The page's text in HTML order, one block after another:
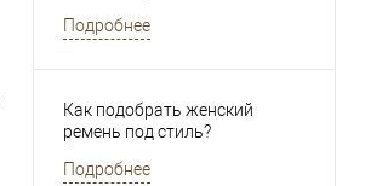
Подробнее
Как подобрать женский
ремень под стиль?
Подробнее